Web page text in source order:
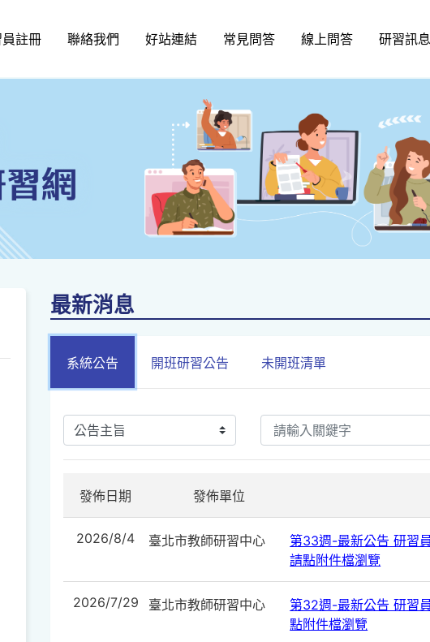
註冊 聯絡我們 好站連結 常見問答 線上問答 研習訊息
最新消息
系統公告 開班研習公告 未開班清單
發佈日期 發佈單位
2026/8/4 臺北市教師研習中心
第33週-最新公告 研習
請點附件檔瀏覽
2026/7/29 臺北市教師研習中心
第32週-最新公告 研習
點附件檔瀏覽